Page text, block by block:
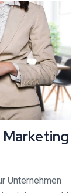
Marketing
Unternehmen